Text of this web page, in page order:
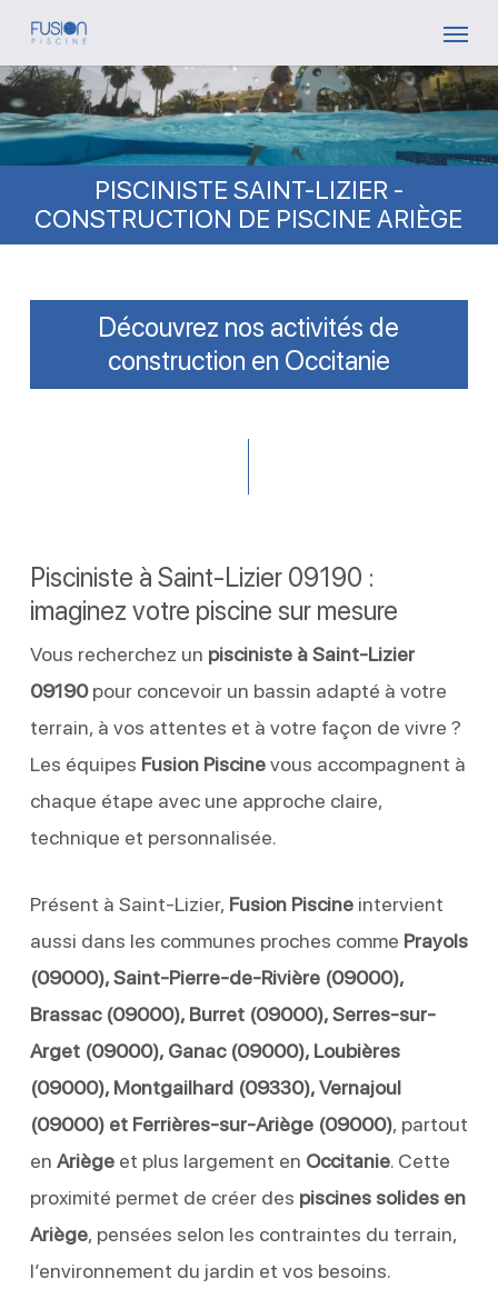
Skip
main
content
PISCINISTE SAINT-LIZIER -
CONSTRUCTION DE PISCINE ARIÈGE
Découvrez nos activités de
construction en Occitanie
Pisciniste à Saint-Lizier 09190 :
imaginez votre piscine sur mesure
Vous recherchez un pisciniste à Saint-Lizier
09190pour concevoir un bassin adapté à votre
terrain, à vos attentes et à votre façon de vivre ?
Les équipes Fusion Piscinevous accompagnent à
chaque étape avec une approche claire,
technique et personnalisée.
Présent à Saint-Lizier, Fusion Piscineintervient
aussi dans les communes proches comme Prayols
(09000), Saint-Pierre-de-Rivière (09000),
Brassac (09000), Burret (09000), Serres-sur-
Arget (09000), Ganac (09000), Loubières
(09000), Montgailhard (09330), Vernajoul
(09000) et Ferrières-sur-Ariège (09000), partout
en Ariègeet plus largement en Occitanie. Cette
proximité permet de créer des piscines solides en
Ariège, pensées selon les contraintes du terrain,
l’environnement du jardin et vos besoins.